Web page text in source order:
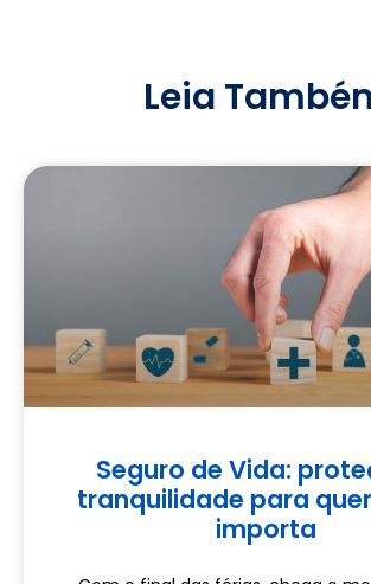
Leia
Seguro de Vida:
tranquilidade para
importa